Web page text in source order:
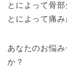
とによって骨
とによって痛み
あなたのお悩
か？